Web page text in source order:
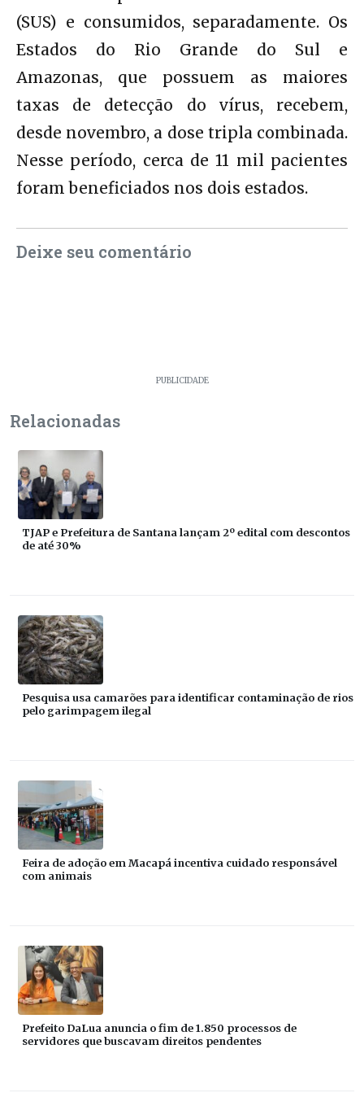
(SUS) e consumidos, separadamente. Os
Estados do Rio Grande do Sul e
Amazonas, que possuem as maiores
taxas de detecção do vírus, recebem,
desde novembro, a dose tripla combinada.
Nesse período, cerca de 11 mil pacientes
foram beneficiados nos dois estados.
Deixe seu comentário
PUBLICIDADE
Relacionadas
TJAP e Prefeitura de Santana lançam 2º edital com descontos
de até 30%
Pesquisa usa camarões para identificar contaminação de rios
pelo garimpagem ilegal
Feira de adoção em Macapá incentiva cuidado responsável
com animais
Prefeito DaLua anuncia o fim de 1.850 processos de
servidores que buscavam direitos pendentes